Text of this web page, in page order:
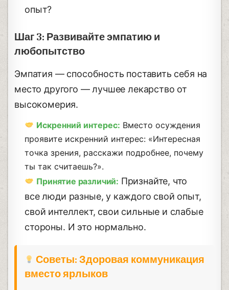
опыт?
Шаг 3: Развивайте эмпатию и
любопытство
Эмпатия — способность поставить себя на
место другого — лучшее лекарство от
высокомерия.
Искренний интерес: Вместо осуждения
проявите искренний интерес: «Интересная
точка зрения, расскажи подробнее, почему
ты так считаешь?».
Принятие различий: Признайте, что
все люди разные, у каждого свой опыт,
свой интеллект, свои сильные и слабые
стороны. И это нормально.
Советы: Здоровая коммуникация
вместо ярлыков